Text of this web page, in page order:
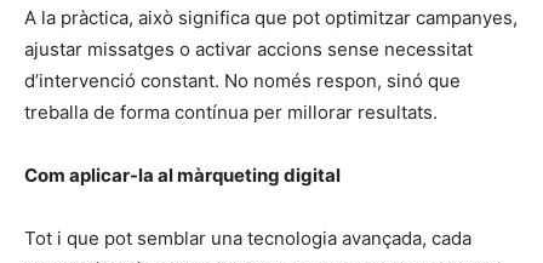
A la pràctica, això significa que pot optimitzar campanyes,
ajustar missatges o activar accions sense necessitat
d’intervenció constant. No només respon, sinó que
treballa de forma contínua per millorar resultats.
Com aplicar-la al màrqueting digital
Tot i que pot semblar una tecnologia avançada, cada